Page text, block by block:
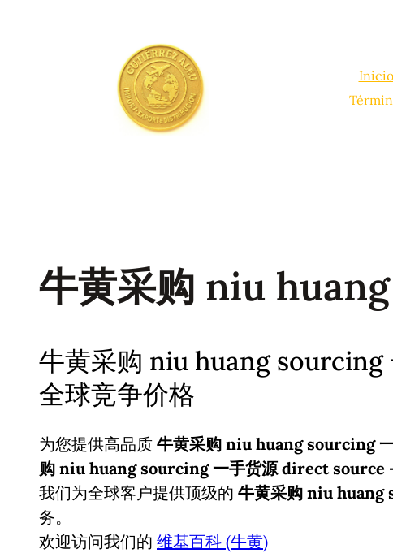
Inicio
牛黄采购 niu
牛黄采购 niu huang
全球竞争价格
为您提供高品质 牛黄采购 niu huang sourcing
购 niu huang sourcing 一手货源 direct source
我们为全球客户提供顶级的 牛黄采购 niu
务。
欢迎访问我们的 维基百科 (牛黄)